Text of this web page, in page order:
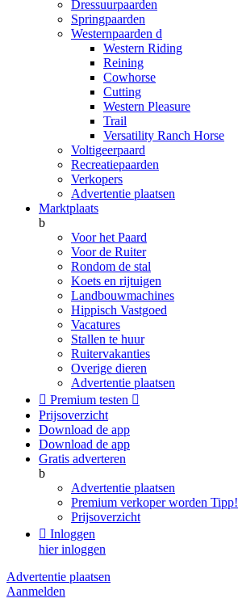
Dressuurpaarden
Springpaarden
Westernpaarden d
Western Riding
Reining
Cowhorse
Cutting
Western Pleasure
Trail
Versatility Ranch Horse
Voltigeerpaard
Recreatiepaarden
Verkopers
Advertentie plaatsen
Marktplaats
b
Voor het Paard
Voor de Ruiter
Rondom de stal
Koets en rijtuigen
Landbouwmachines
Hippisch Vastgoed
Vacatures
Stallen te huur
Ruitervakanties
Overige dieren
Advertentie plaatsen
 Premium testen 
Prijsoverzicht
Download de app
Download de app
Gratis adverteren
b
Advertentie plaatsen
Premium verkoper worden Tipp!
Prijsoverzicht
 Inloggen
hier inloggen
Advertentie plaatsen
Aanmelden